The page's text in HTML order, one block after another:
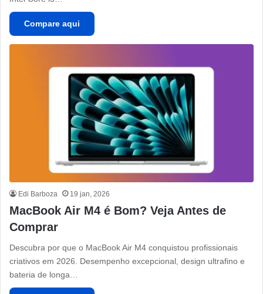
Compare aqui
Edi Barboza 19 jan, 2026
MacBook Air M4 é Bom? Veja Antes de
Comprar
Descubra por que o MacBook Air M4 conquistou profissionais
criativos em 2026. Desempenho excepcional, design ultrafino e
bateria de longa…